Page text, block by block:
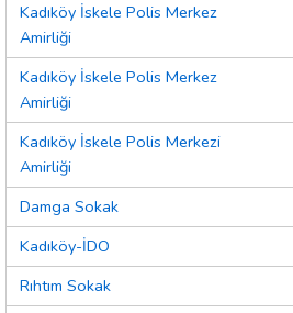
Kadıköy İskele Polis Merkez
Amirliği
Kadıköy İskele Polis Merkez
Amirliği
Kadıköy İskele Polis Merkezi
Amirliği
Damga Sokak
Kadıköy-İDO
Rıhtım Sokak